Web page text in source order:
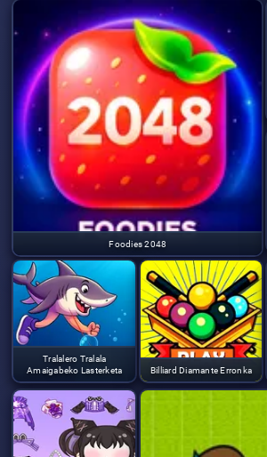
Foodies 2048
Tralalero Tralala
Amaigabeko Lasterketa
Billiard Diamante Erronka